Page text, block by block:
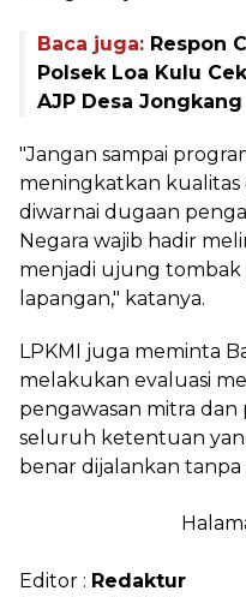
Baca juga: Respon
Polsek Loa Kulu
AJP Desa Jongkang
‎"Jangan sampai
meningkatkan kualitas
diwarnai dugaan
Negara wajib hadir
menjadi ujung tombak
lapangan," katanya.
‎LPKMI juga meminta
melakukan evaluasi
pengawasan mitra dan
seluruh ketentuan
benar dijalankan
Editor : Redaktur